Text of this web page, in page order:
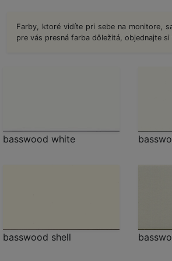
Farby, ktoré vidíte pri sebe na monitore,
pre vás presná farba dôležitá, objednajte si
basswood white
basswood shell